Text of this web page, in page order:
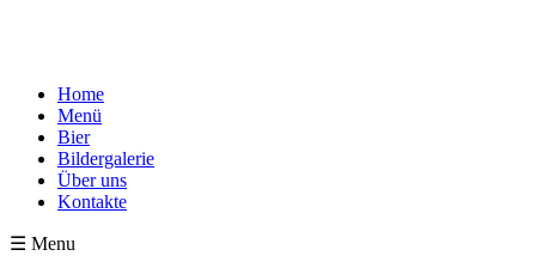
Home
Menü
Bier
Bildergalerie
Über uns
Kontakte
☰ Menu